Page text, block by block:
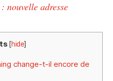
nouvelle adresse
[hide]
change-t-il encore de